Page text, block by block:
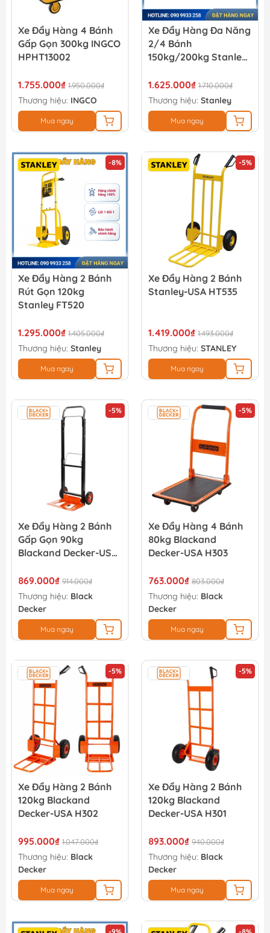
Xe Đẩy Hàng 4 Bánh
Gấp Gọn 300kg INGCO
HPHT13002
1.755.000₫ 1.950.000₫
Thương hiệu: INGCO
Mua ngay
Xe Đẩy Hàng Đa Năng
2/4 Bánh
150kg/200kg Stanley
1.625.000₫ 1.710.000₫
Thương hiệu: Stanley
Mua ngay
-8%
Xe Đẩy Hàng 2 Bánh
Rút Gọn 120kg
Stanley FT520
1.295.000₫ 1.405.000₫
Thương hiệu: Stanley
Mua ngay
-5%
Xe Đẩy Hàng 2 Bánh
Stanley-USA HT535
1.419.000₫ 1.493.000₫
Thương hiệu: STANLEY
Mua ngay
-5%
Xe Đẩy Hàng 2 Bánh
Gấp Gọn 90kg
Blackand Decker-USA
869.000₫ 914.000₫
Thương hiệu: Black
Decker
Mua ngay
-5%
Xe Đẩy Hàng 4 Bánh
80kg Blackand
Decker-USA H303
763.000₫ 803.000₫
Thương hiệu: Black
Decker
Mua ngay
-5%
Xe Đẩy Hàng 2 Bánh
120kg Blackand
Decker-USA H302
995.000₫ 1.047.000₫
Thương hiệu: Black
Decker
Mua ngay
-5%
Xe Đẩy Hàng 2 Bánh
120kg Blackand
Decker-USA H301
893.000₫ 940.000₫
Thương hiệu: Black
Decker
Mua ngay